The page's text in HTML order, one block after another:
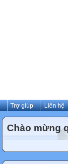
Trợ giúp Liên hệ
Chào mừng